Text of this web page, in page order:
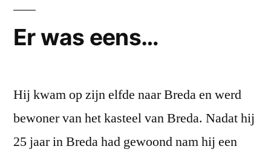
Er was eens…
Hij kwam op zijn elfde naar Breda en werd
bewoner van het kasteel van Breda. Nadat hij
25 jaar in Breda had gewoond nam hij een